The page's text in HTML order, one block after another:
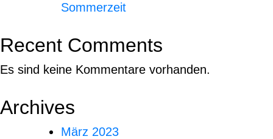
Sommerzeit
Recent Comments
Es sind keine Kommentare vorhanden.
Archives
März 2023